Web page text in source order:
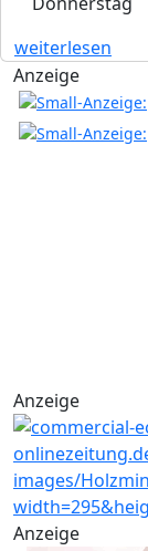
weiterlesen
Anzeige
Anzeige
Anzeige